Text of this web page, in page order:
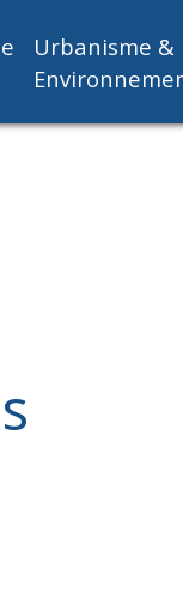
Urbanisme &